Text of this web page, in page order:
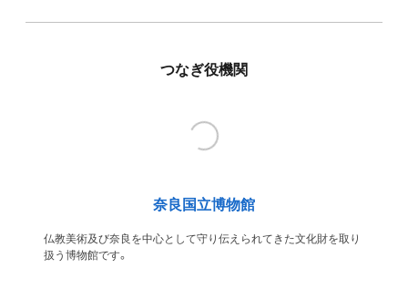
つなぎ役機関
奈良国立博物館
仏教美術及び奈良を中心として守り伝えられてきた文化財を取り
扱う博物館です。